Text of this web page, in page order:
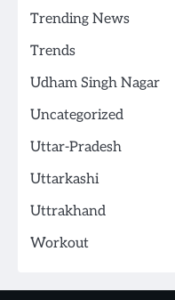
Trending News
Trends
Udham Singh Nagar
Uncategorized
Uttar-Pradesh
Uttarkashi
Uttrakhand
Workout